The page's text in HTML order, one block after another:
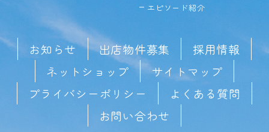
エピソード紹介
お知らせ 出店物件募集
採用情報
ネットショップ
サイトマップ
プライバシーポリシー
よくある質問
お問い合わせ